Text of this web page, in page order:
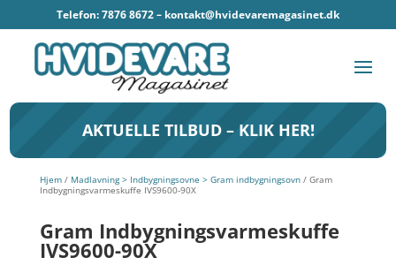
Telefon: 7876 8672 – kontakt@hvidevaremagasinet.dk
AKTUELLE TILBUD – KLIK HER!
Hjem/ Madlavning > Indbygningsovne > Gram indbygningsovn/ Gram
Indbygningsvarmeskuffe IVS9600-90X
Gram Indbygningsvarmeskuffe
IVS9600-90X